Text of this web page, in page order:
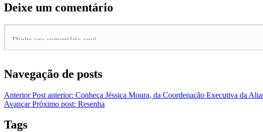
Deixe um comentário
Navegação de posts
Anterior Post anterior: Conheça Jéssica Moura, da Coordenação Executiva da
Avançar Próximo post: Resenha
Tags